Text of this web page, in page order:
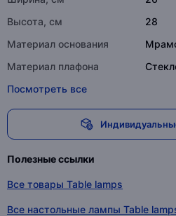
Высота, см
28
Материал основания
Материал плафона
Посмотреть все
Полезные ссылки
Все товары Table lamps
Все настольные лампы Table